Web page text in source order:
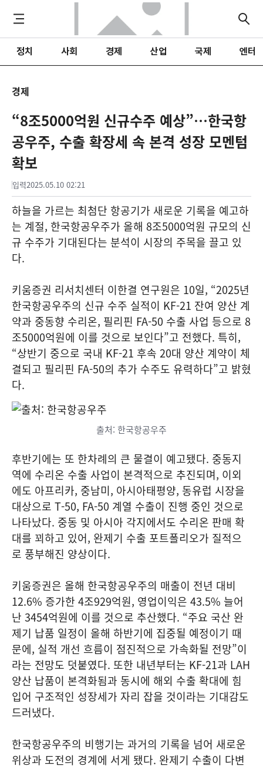
정치 사회 경제 산업 국제 엔터
경제
“8조5000억원 신규수주 예상”…한국항
공우주, 수출 확장세 속 본격 성장 모멘텀
확보
입력2025.05.10 02:21
하늘을 가르는 최첨단 항공기가 새로운 기록을 예고하
는 계절, 한국항공우주가 올해 8조5000억원 규모의 신
규 수주가 기대된다는 분석이 시장의 주목을 끌고 있
다.
키움증권 리서치센터 이한결 연구원은 10일, “2025년
한국항공우주의 신규 수주 실적이 KF-21 잔여 양산 계
약과 중동향 수리온, 필리핀 FA-50 수출 사업 등으로 8
조5000억원에 이를 것으로 보인다”고 전했다. 특히,
“상반기 중으로 국내 KF-21 후속 20대 양산 계약이 체
결되고 필리핀 FA-50의 추가 수주도 유력하다”고 밝혔
다.
출처: 한국항공우주
후반기에는 또 한차례의 큰 물결이 예고됐다. 중동지
역에 수리온 수출 사업이 본격적으로 추진되며, 이외
에도 아프리카, 중남미, 아시아태평양, 동유럽 시장을
대상으로 T-50, FA-50 계열 수출이 진행 중인 것으로
나타났다. 중동 및 아시아 각지에서도 수리온 판매 확
대를 꾀하고 있어, 완제기 수출 포트폴리오가 질적으
로 풍부해진 양상이다.
키움증권은 올해 한국항공우주의 매출이 전년 대비
12.6% 증가한 4조929억원, 영업이익은 43.5% 늘어
난 3454억원에 이를 것으로 추산했다. “주요 국산 완
제기 납품 일정이 올해 하반기에 집중될 예정이기 때
문에, 실적 개선 흐름이 점진적으로 가속화될 전망”이
라는 전망도 덧붙였다. 또한 내년부터는 KF-21과 LAH
양산 납품이 본격화됨과 동시에 해외 수출 확대에 힘
입어 구조적인 성장세가 자리 잡을 것이라는 기대감도
드러냈다.
한국항공우주의 비행기는 과거의 기록을 넘어 새로운
위상과 도전의 경계에 서게 됐다. 완제기 수출이 다변